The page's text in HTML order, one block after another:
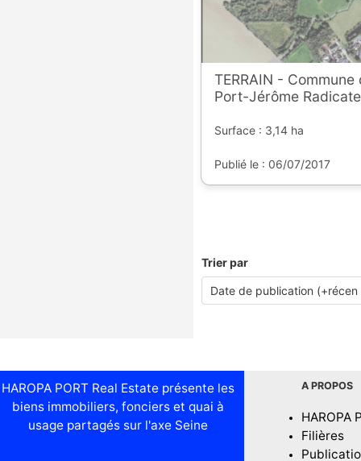
TERRAIN -
Port-Jérôme
Surface : 3,14 ha
Publié le : 06/07/2017
Trier par
HAROPA PORT Real Estate présente les
biens immobiliers, fonciers et quai à
usage partagés sur l'axe Seine
A PROPOS
HAROPA
Filières